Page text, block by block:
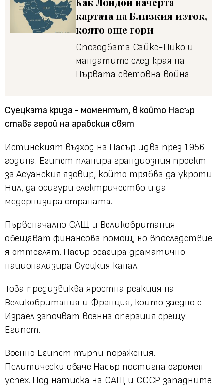
картата на Близкия изток,
която още гори
Спогодбата Сайкс-Пико и
мандатите след края на
Първата световна война
Суецката криза - моментът, в който Насър
става герой на арабския свят
Истинският възход на Насър идва през 1956
година. Египет планира грандиозния проект
за Асуанския язовир, който трябва да укроти
Нил, да осигури електричество и да
модернизира страната.
Първоначално САЩ и Великобритания
обещават финансова помощ, но впоследствие
я оттеглят. Насър реагира драматично -
национализира Суецкия канал.
Това предизвиква яростна реакция на
Великобритания и Франция, които заедно с
Израел започват военна операция срещу
Египет.
Военно Египет търпи поражения.
Политически обаче Насър постигна огромен
успех. Под натиска на САЩ и СССР западните